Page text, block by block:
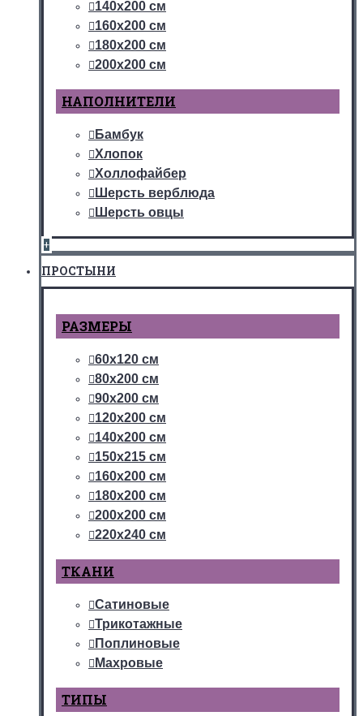
140х200 см
160х200 см
180х200 см
200х200 см
НАПОЛНИТЕЛИ
Бамбук
Хлопок
Холлофайбер
Шерсть верблюда
Шерсть овцы
+
ПРОСТЫНИ
РАЗМЕРЫ
60х120 см
80х200 см
90х200 см
120х200 см
140х200 см
150х215 см
160х200 см
180х200 см
200х200 см
220х240 см
ТКАНИ
Сатиновые
Трикотажные
Поплиновые
Махровые
ТИПЫ